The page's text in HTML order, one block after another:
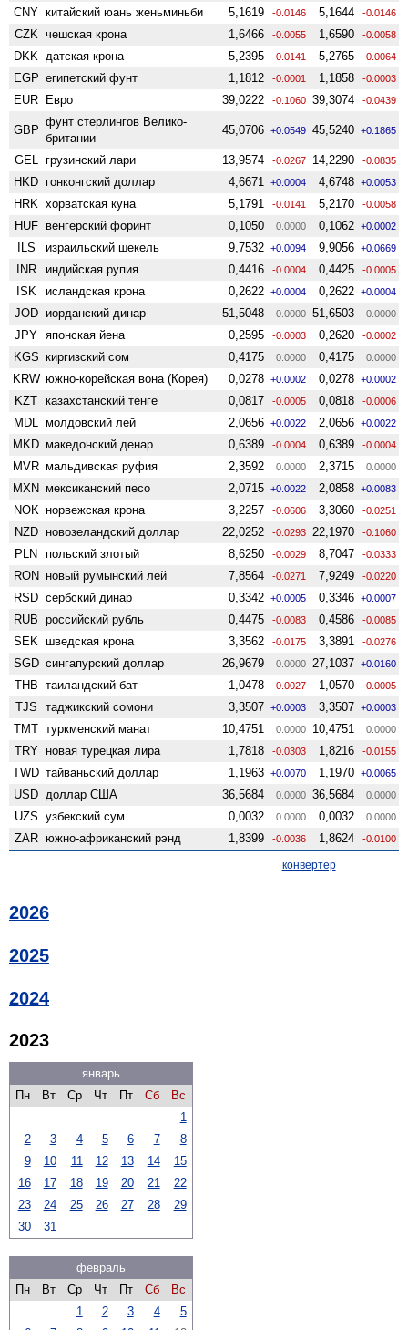
CNY китайский юань женьминьби 5,1619 -0.0146 5,1644 -0.0146
CZK чешская крона 1,6466 -0.0055 1,6590 -0.0058
DKK датская крона 5,2395 -0.0141 5,2765 -0.0064
EGP египетский фунт 1,1812 -0.0001 1,1858 -0.0003
EUR Евро 39,0222 -0.1060 39,3074 -0.0439
GBP
фунт стерлингов Велико­
британии
45,0706 +0.0549 45,5240 +0.1865
GEL грузинский лари 13,9574 -0.0267 14,2290 -0.0835
HKD гонконгский доллар 4,6671 +0.0004 4,6748 +0.0053
HRK хорватская куна 5,1791 -0.0141 5,2170 -0.0058
HUF венгерский форинт 0,1050 0.0000 0,1062 +0.0002
ILS израильский шекель 9,7532 +0.0094 9,9056 +0.0669
INR индийская рупия 0,4416 -0.0004 0,4425 -0.0005
ISK исландская крона 0,2622 +0.0004 0,2622 +0.0004
JOD иорданский динар 51,5048 0.0000 51,6503 0.0000
JPY японская йена 0,2595 -0.0003 0,2620 -0.0002
KGS киргизский сом 0,4175 0.0000 0,4175 0.0000
KRW южно-корейская вона (Корея) 0,0278 +0.0002 0,0278 +0.0002
KZT казахстанский тенге 0,0817 -0.0005 0,0818 -0.0006
MDL молдовский лей 2,0656 +0.0022 2,0656 +0.0022
MKD македонский денар 0,6389 -0.0004 0,6389 -0.0004
MVR мальдивская руфия 2,3592 0.0000 2,3715 0.0000
MXN мексиканский песо 2,0715 +0.0022 2,0858 +0.0083
NOK норвежская крона 3,2257 -0.0606 3,3060 -0.0251
NZD ново­зеландский доллар 22,0252 -0.0293 22,1970 -0.1060
PLN польский злотый 8,6250 -0.0029 8,7047 -0.0333
RON новый румынский лей 7,8564 -0.0271 7,9249 -0.0220
RSD сербский динар 0,3342 +0.0005 0,3346 +0.0007
RUB российский рубль 0,4475 -0.0083 0,4586 -0.0085
SEK шведская крона 3,3562 -0.0175 3,3891 -0.0276
SGD сингапурский доллар 26,9679 0.0000 27,1037 +0.0160
THB таиландский бат 1,0478 -0.0027 1,0570 -0.0005
TJS таджикский сомони 3,3507 +0.0003 3,3507 +0.0003
TMT туркменский манат 10,4751 0.0000 10,4751 0.0000
TRY новая турецкая лира 1,7818 -0.0303 1,8216 -0.0155
TWD тайваньский доллар 1,1963 +0.0070 1,1970 +0.0065
USD доллар США 36,5684 0.0000 36,5684 0.0000
UZS узбекский сум 0,0032 0.0000 0,0032 0.0000
ZAR южно-африканский рэнд 1,8399 -0.0036 1,8624 -0.0100
конвертер
2026
2025
2024
2023
январь
Пн
Вт Ср Чт Пт Сб
Вс
1
2
3 4 5 6 7
8
9
10 11 12 13 14
15
16
17 18 19 20 21
22
23
24 25 26 27 28
29
30
31
февраль
Пн
Вт Ср Чт Пт Сб
Вс
1
2 3 4
5